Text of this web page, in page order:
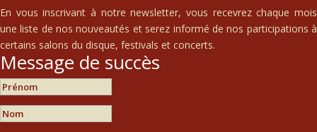
En vous inscrivant à notre newsletter, vous recevrez chaque mois
une liste de nos nouveautés et serez informé de nos participations à
certains salons du disque, festivals et concerts.
Message de succès